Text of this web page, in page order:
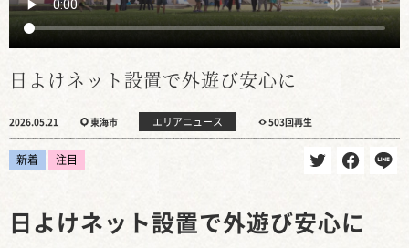
日よけネット設置で外遊び安心に
2026.05.21 東海市 エリアニュース 503回再生
新着 注目
日よけネット設置で外遊び安心に